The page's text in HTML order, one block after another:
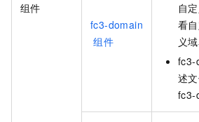
组件
fc3-domain
组件
自
看
义域
fc3-
述
fc3-